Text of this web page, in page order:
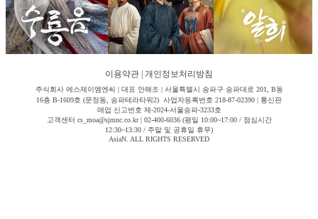
이용약관 개인정보처리방침
주식회사 에스제이엠엔씨 | 대표 안해조 | 서울특별시 송파구 송파대로 201, B동
16층 B-1609호 (문정동, 송파테라타워2) 사업자등록번호 218-87-02390 | 통신판
매업 신고번호 제-2024-서울송파-3233호
고객센터 cs_moa@sjmnc.co.kr | 02-400-6036 (평일 10:00~17:00 / 점심시간
12:30~13:30 / 주말 및 공휴일 휴무)
AsiaN. ALL RIGHTS RESERVED